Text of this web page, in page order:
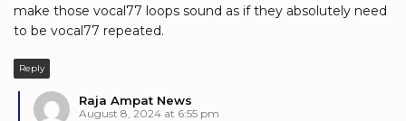
make those vocal77 loops sound as if they absolutely need
to be vocal77 repeated.
Reply
Raja Ampat News
August 8, 2024 at 6:55 pm